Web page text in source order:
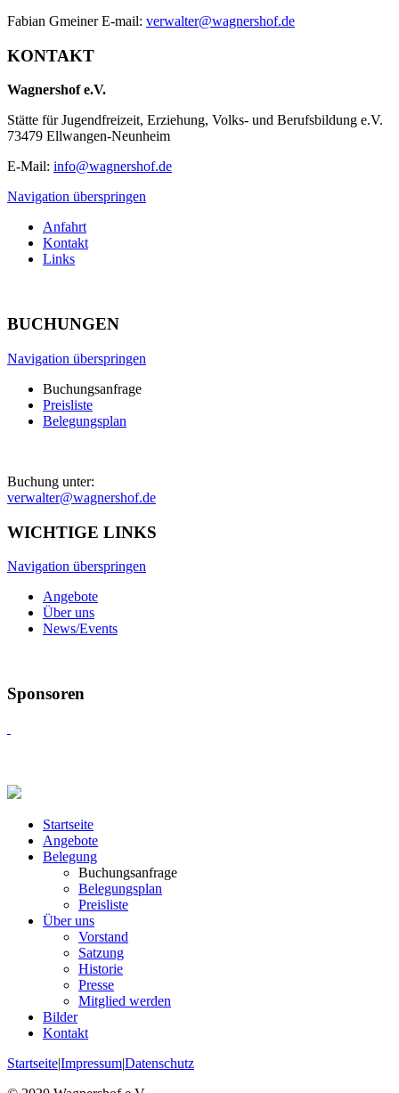
Fabian Gmeiner E-mail: verwalter@wagnershof.de
KONTAKT
Wagnershof e.V.
Stätte für Jugendfreizeit, Erziehung, Volks- und Berufsbildung e.V.
73479 Ellwangen-Neunheim
E-Mail: info@wagnershof.de
Navigation überspringen
Anfahrt
Kontakt
Links
BUCHUNGEN
Navigation überspringen
Buchungsanfrage
Preisliste
Belegungsplan
Buchung unter:
verwalter@wagnershof.de
WICHTIGE LINKS
Navigation überspringen
Angebote
Über uns
News/Events
Sponsoren
Startseite
Angebote
Belegung
Buchungsanfrage
Belegungsplan
Preisliste
Über uns
Vorstand
Satzung
Historie
Presse
Mitglied werden
Bilder
Kontakt
Startseite|Impressum|Datenschutz